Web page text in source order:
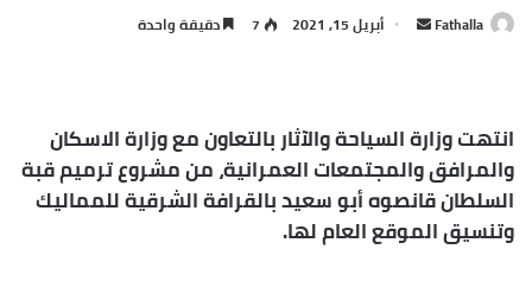
Fathalla
أرسل أبريل 15, 2021 7 دقيقة واحدة
انتهت وزارة السياحة والآثار بالتعاون مع وزارة الاسكان
والمرافق والمجتمعات العمرانية، من مشروع ترميم قبة
السلطان قانصوه أبو سعيد بالقرافة الشرقية للمماليك
وتنسيق الموقع العام لها.